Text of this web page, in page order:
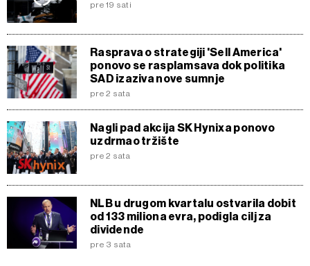
pre 19 sati
Rasprava o strategiji 'Sell America'
ponovo se rasplamsava dok politika
SAD izaziva nove sumnje
pre 2 sata
Nagli pad akcija SK Hynixa ponovo
uzdrmao tržište
pre 2 sata
NLB u drugom kvartalu ostvarila dobit
od 133 miliona evra, podigla cilj za
dividende
pre 3 sata